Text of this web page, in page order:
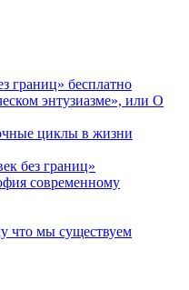
границ» бесплатно
энтузиазме», или О
циклы в жизни
без границ»
современному
что мы существуем